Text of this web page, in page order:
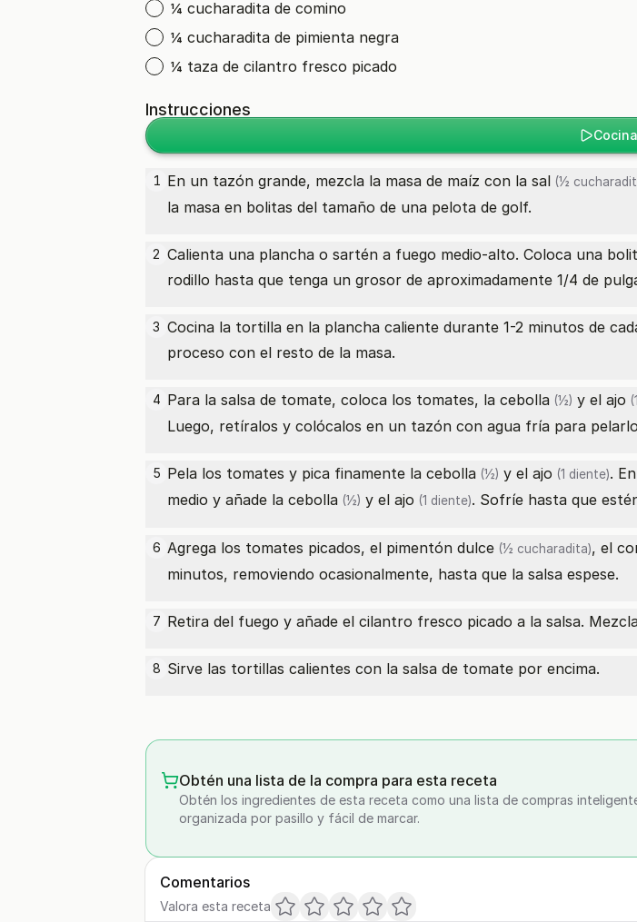
¼ cucharadita de comino
¼ cucharadita de pimienta negra
¼ taza de cilantro fresco picado
Instrucciones
1 En un tazón grande, mezcla la masa de maíz con la sal (½
la masa en bolitas del tamaño de una pelota de golf.
2 Calienta una plancha o sartén a fuego medio-alto. Coloca una
rodillo hasta que tenga un grosor de aproximadamente 1/4 de
3 Cocina la tortilla en la plancha caliente durante 1-2 minutos de
proceso con el resto de la masa.
4 Para la salsa de tomate, coloca los tomates, la cebolla (½) y el ajo
Luego, retíralos y colócalos en un tazón con agua fría para
5 Pela los tomates y pica finamente la cebolla (½) y el ajo (1 diente).
medio y añade la cebolla (½) y el ajo (1 diente). Sofríe hasta que
6 Agrega los tomates picados, el pimentón dulce (½ cucharadita), el
minutos, removiendo ocasionalmente, hasta que la salsa espese.
7 Retira del fuego y añade el cilantro fresco picado a la salsa.
8 Sirve las tortillas calientes con la salsa de tomate por encima.
Obtén una lista de la compra para esta receta
Obtén los ingredientes de esta receta como una lista de compras
organizada por pasillo y fácil de marcar.
Comentarios
Valora esta receta